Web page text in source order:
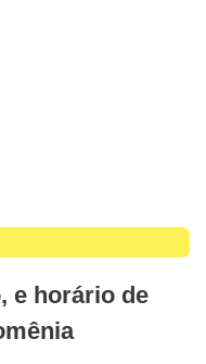
e horário de